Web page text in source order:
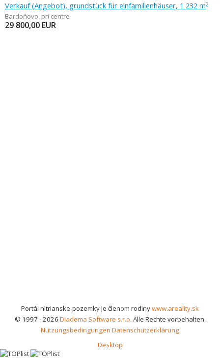
Verkauf (Angebot), grundstück für einfamilienhäuser, 1 232 m2
Bardoňovo, pri centre
29 800,00 EUR
Portál nitrianske-pozemky je členom rodinywww.areality.sk
© 1997 - 2026 Diadema Software s.r.o. Alle Rechte vorbehalten.
Nutzungsbedingungen Datenschutzerklärung
Desktop